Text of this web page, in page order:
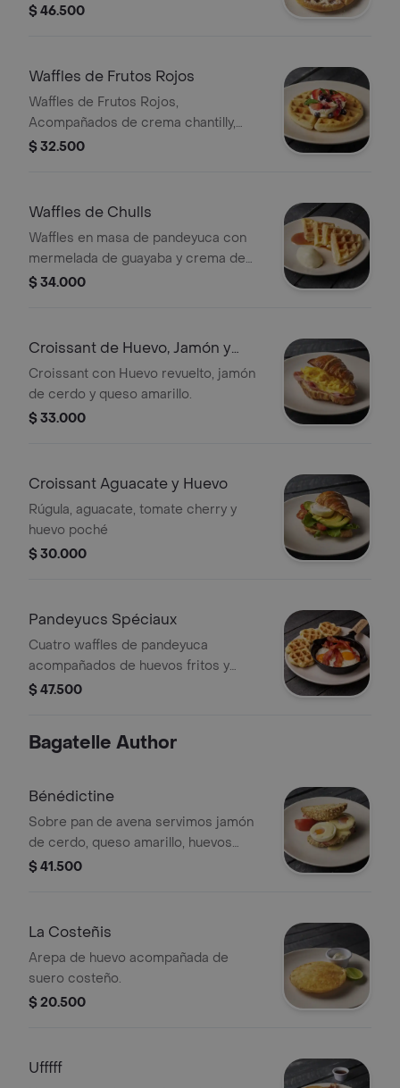
salchicha cóctel, tocineta y miel
$ 46.500
Waffles de Frutos Rojos
Waffles de Frutos Rojos,
Acompañados de crema chantilly,
fresas y arándanos.
$ 32.500
Waffles de Chulls
Waffles en masa de pandeyuca con
mermelada de guayaba y crema de
chantilly.
$ 34.000
Croissant de Huevo, Jamón y
Queso
Croissant con Huevo revuelto, jamón
de cerdo y queso amarillo.
$ 33.000
Croissant Aguacate y Huevo
Rúgula, aguacate, tomate cherry y
huevo poché
$ 30.000
Pandeyucs Spéciaux
Cuatro waffles de pandeyuca
acompañados de huevos fritos y
tocineta
$ 47.500
Bagatelle Author
Bénédictine
Sobre pan de avena servimos jamón
de cerdo, queso amarillo, huevos
poché y salsa de queso,
$ 41.500
La Costeñis
Arepa de huevo acompañada de
suero costeño.
$ 20.500
Ufffff